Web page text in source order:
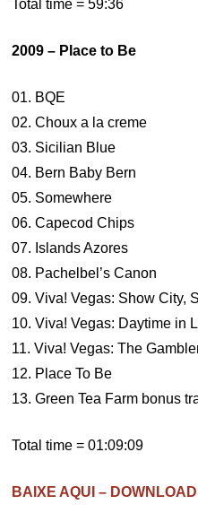
Total time = 59:36
2009 – Place to Be
01. BQE
02. Choux a la creme
03. Sicilian Blue
04. Bern Baby Bern
05. Somewhere
06. Capecod Chips
07. Islands Azores
08. Pachelbel’s Canon
09. Viva! Vegas: Show City,
10. Viva! Vegas: Daytime in
11. Viva! Vegas: The
12. Place To Be
13. Green Tea Farm bonus
Total time = 01:09:09
BAIXE AQUI –